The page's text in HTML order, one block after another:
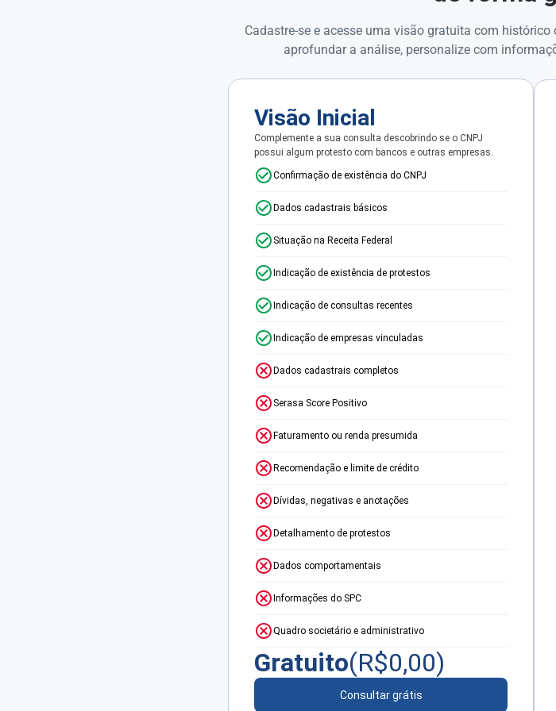
Cadastre-se e acesse uma visão gratuita com
aprofundar a análise, personalize com
Visão Inicial
Complemente a sua consulta descobrindo se o CNPJ
possui algum protesto com bancos e outras empresas.
Confirmação de existência do CNPJ
Dados cadastrais básicos
Situação na Receita Federal
Indicação de existência de protestos
Indicação de consultas recentes
Indicação de empresas vinculadas
Dados cadastrais completos
Serasa Score Positivo
Faturamento ou renda presumida
Recomendação e limite de crédito
Dívidas, negativas e anotações
Detalhamento de protestos
Dados comportamentais
Informações do SPC
Quadro societário e administrativo
Gratuito(R$0,00)
Consultar grátis